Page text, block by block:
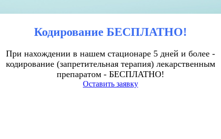
Кодирование БЕСПЛАТНО!
При нахождении в нашем стационаре 5 дней и более -
кодирование (запретительная терапия) лекарственным
препаратом - БЕСПЛАТНО!
Оставить заявку